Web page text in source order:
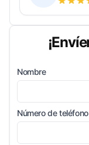
Nombre
Número de teléfono